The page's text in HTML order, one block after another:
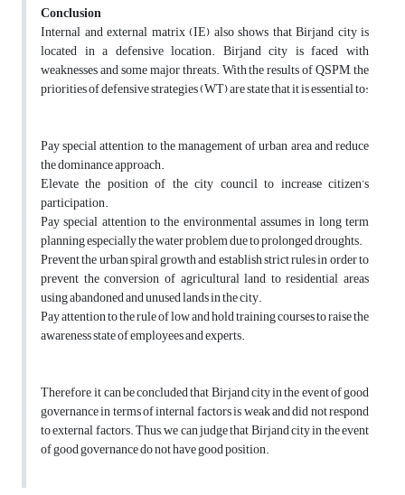
Conclusion
Internal and external matrix (IE) also shows that Birjand city is
located in a defensive location. Birjand city is faced with
weaknesses and some major threats. With the results of QSPM, the
priorities of defensive strategies (WT) are state that it is essential to:
Pay special attention to the management of urban area and reduce
the dominance approach.
Elevate the position of the city council to increase citizen’s
participation.
Pay special attention to the environmental assumes in long term
planning especially the water problem due to prolonged droughts.
Prevent the urban spiral growth and establish strict rules in order to
prevent the conversion of agricultural land to residential areas
using abandoned and unused lands in the city.
Pay attention to the rule of low and hold training courses to raise the
awareness state of employees and experts.
Therefore, it can be concluded that Birjand city in the event of good
governance in terms of internal factors is weak and did not respond
to external factors. Thus, we can judge that Birjand city in the event
of good governance do not have good position.